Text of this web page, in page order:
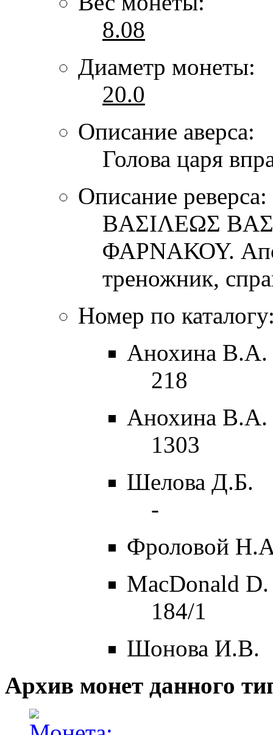
8.08
Диаметр монеты:
20.0
Описание аверса:
Голова царя
Описание реверса:
ΒΑΣΙΛΕΩΣ
ΦΑΡΝΑΚΟΥ.
треножник,
Номер по
Анохина В.А.
218
Анохина В.А.
1303
Шелова Д.Б.
-
Фроловой
MacDonald D.
184/1
Шонова И.В.
Архив монет данного